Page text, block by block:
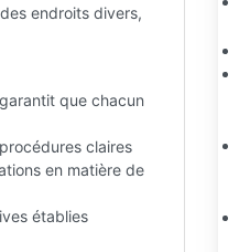
endroits divers,
que chacun
claires
en matière de
établies